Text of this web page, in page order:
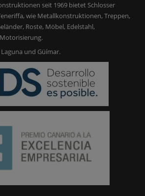
seit 1969 bietet Schlosser
wie Metallkonstruktionen, Treppen,
Roste, Möbel, Edelstahl,
und Güímar.